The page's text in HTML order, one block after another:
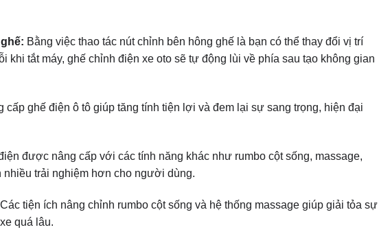
Bằng việc thao tác nút chỉnh bên hông ghế là bạn có thể thay đổi vị trí
khi tắt máy, ghế chỉnh điện xe oto sẽ tự động lùi về phía sau tạo không gian
cấp ghế điện ô tô giúp tăng tính tiện lợi và đem lại sự sang trọng, hiện đại
được nâng cấp với các tính năng khác như rumbo cột sống, massage,
trải nghiệm hơn cho người dùng.
Các tiện ích nâng chỉnh rumbo cột sống và hệ thống massage giúp giải tỏa sự
quá lâu.